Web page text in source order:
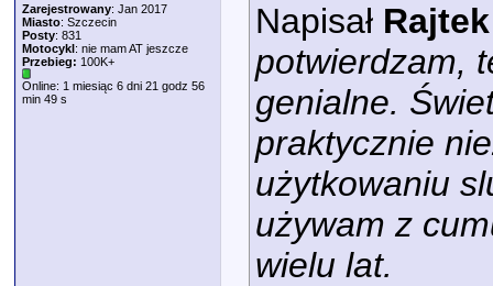
Zarejestrowany: Jan 2017
Miasto: Szczecin
Posty: 831
Motocykl: nie mam AT jeszcze
Przebieg: 100K+
Online: 1 miesiąc 6 dni 21 godz 56
min 49 s
Napisał Rajtek
potwierdzam,
genialne.
praktycznie
użytkowaniu
używam z
wielu lat.